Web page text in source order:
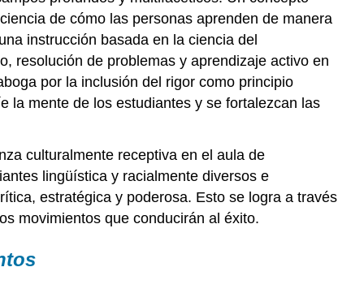
de cómo las personas aprenden de manera
instrucción basada en la ciencia del
resolución de problemas y aprendizaje activo en
por la inclusión del rigor como principio
la mente de los estudiantes y se fortalezcan las
culturalmente receptiva en el aula de
lingüística y racialmente diversos e
estratégica y poderosa. Esto se logra a través
movimientos que conducirán al éxito.